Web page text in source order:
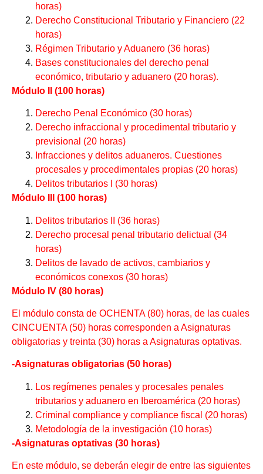
horas)
Derecho Constitucional Tributario y Financiero (22
horas)
Régimen Tributario y Aduanero (36 horas)
Bases constitucionales del derecho penal
económico, tributario y aduanero (20 horas).
Módulo II (100 horas)
Derecho Penal Económico (30 horas)
Derecho infraccional y procedimental tributario y
previsional (20 horas)
Infracciones y delitos aduaneros. Cuestiones
procesales y procedimentales propias (20 horas)
Delitos tributarios I (30 horas)
Módulo III (100 horas)
Delitos tributarios II (36 horas)
Derecho procesal penal tributario delictual (34
horas)
Delitos de lavado de activos, cambiarios y
económicos conexos (30 horas)
Módulo IV (80 horas)
El módulo consta de OCHENTA (80) horas, de las cuales
CINCUENTA (50) horas corresponden a Asignaturas
obligatorias y treinta (30) horas a Asignaturas optativas.
-Asignaturas obligatorias (50 horas)
Los regímenes penales y procesales penales
tributarios y aduanero en Iberoamérica (20 horas)
Criminal compliance y compliance fiscal (20 horas)
Metodología de la investigación (10 horas)
-Asignaturas optativas (30 horas)
En este módulo, se deberán elegir de entre las siguientes